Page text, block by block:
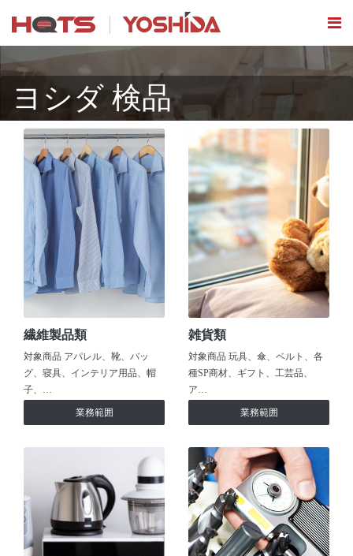
ヨシダ 検品
繊維製品類
対象商品 アパレル、靴、バッ
グ、寝具、インテリア用品、帽
子、…
業務範囲
雑貨類
対象商品 玩具、傘、ベルト、各
種SP商材、ギフト、工芸品、
ア…
業務範囲